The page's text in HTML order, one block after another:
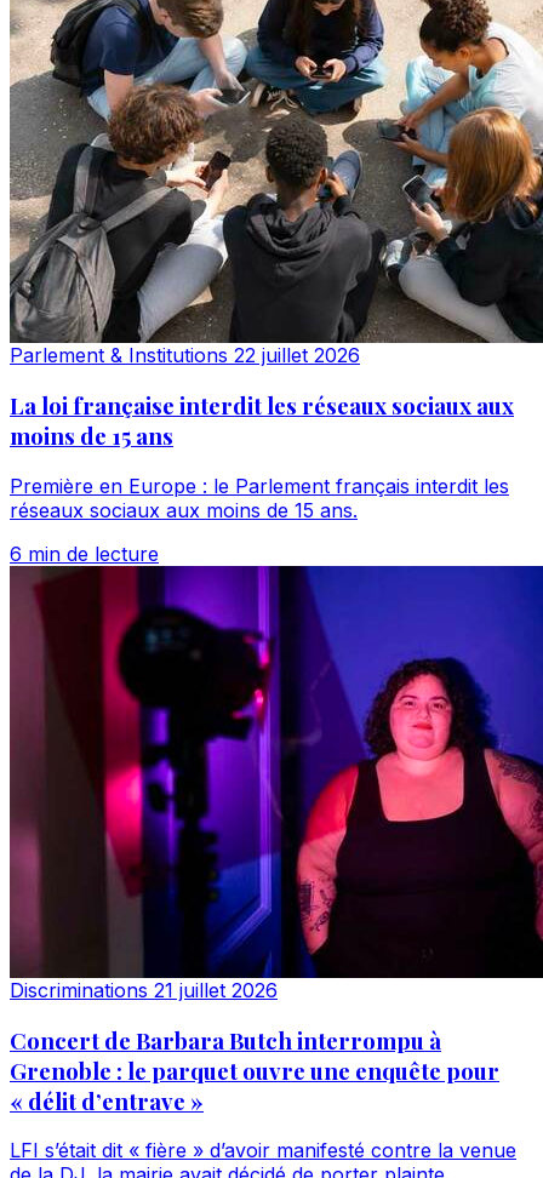
Parlement & Institutions 22 juillet 2026
La loi française interdit les réseaux sociaux aux
moins de 15 ans
Première en Europe : le Parlement français interdit les
réseaux sociaux aux moins de 15 ans.
6 min de lecture
Discriminations 21 juillet 2026
Concert de Barbara Butch interrompu à
Grenoble : le parquet ouvre une enquête pour
« délit d’entrave »
LFI s’était dit « fière » d’avoir manifesté contre la venue